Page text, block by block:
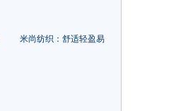
米尚纺织：舒适轻盈易